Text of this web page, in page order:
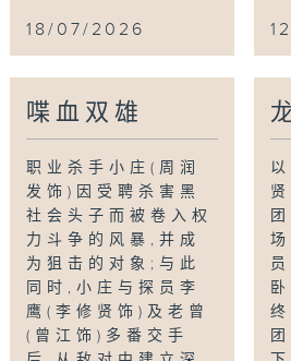
18/07/2026
喋血双雄
职业杀手小庄(周润
发饰)因受聘杀害黑
社会头子而被卷入权
力斗争的风暴,并成
为狙击的对象;与此
同时,小庄与探员李
鹰(李修贤饰)及老曾
(曾江饰)多番交手